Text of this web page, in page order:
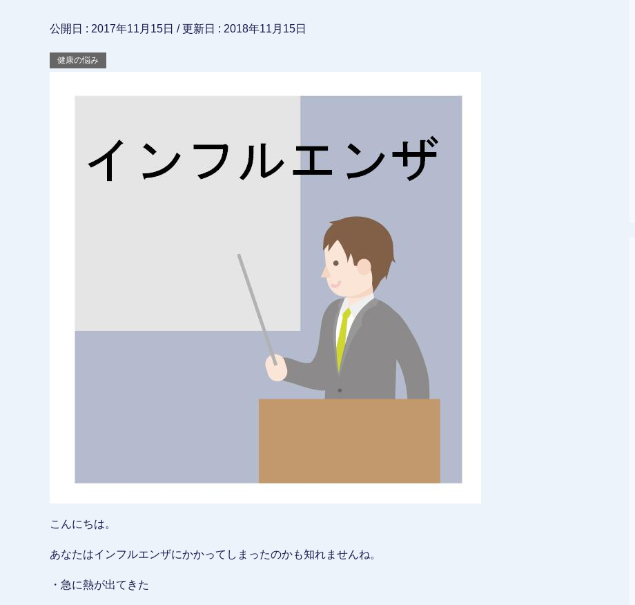
公開日 : 2017年11月15日 / 更新日 : 2018年11月15日
健康の悩み
こんにちは。
あなたはインフルエンザにかかってしまったのかも知れませんね。
・急に熱が出てきた